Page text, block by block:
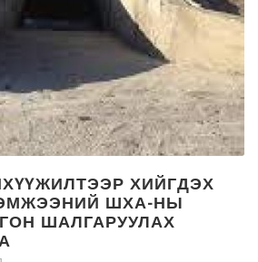
ХИЙГДЭХ
ШХА-НЫ
ШАЛГАРУУЛАХ